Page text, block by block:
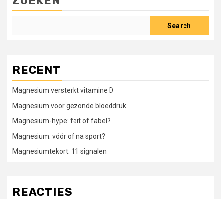
Search
RECENT
Magnesium versterkt vitamine D
Magnesium voor gezonde bloeddruk
Magnesium-hype: feit of fabel?
Magnesium: vóór of na sport?
Magnesiumtekort: 11 signalen
REACTIES